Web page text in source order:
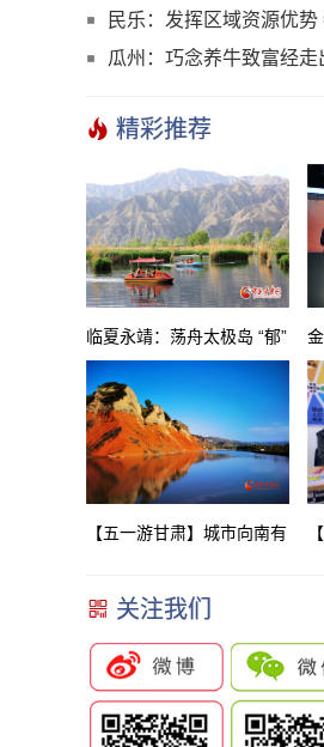
民乐：发挥区域资源优
瓜州：巧念养牛致富经走
精彩推荐
临夏永靖：荡舟太极岛 “郁”
最美春色
【五一游甘肃】城市向南有
关注我们